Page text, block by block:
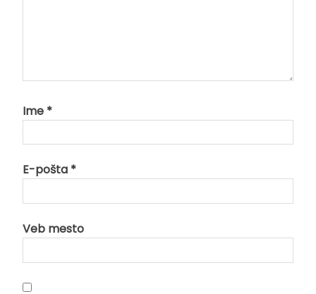
Ime *
E-pošta *
Veb mesto